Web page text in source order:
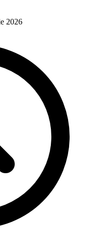
2026